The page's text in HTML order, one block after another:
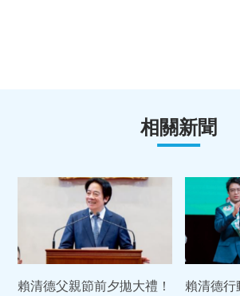
相關新聞
賴清德父親節前夕拋大禮！
賴清德行